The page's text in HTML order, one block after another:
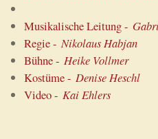
Musikalische Leitung -
Regie - Nikolaus Habjan
Bühne - Heike Vollmer
Kostüme - Denise Heschl
Video - Kai Ehlers